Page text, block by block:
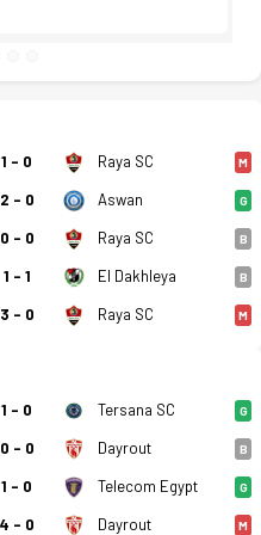
1 - 0 Raya SC M
2 - 0 Aswan G
0 - 0 Raya SC B
1 - 1 El Dakhleya B
3 - 0 Raya SC M
1 - 0 Tersana SC G
0 - 0 Dayrout B
1 - 0 Telecom Egypt G
4 - 0 Dayrout M